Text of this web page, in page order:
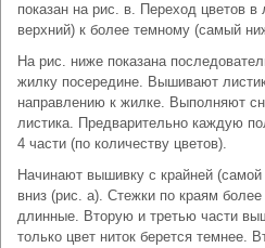
показан на рис. в. Переход цветов
верхний) к более темному (самый
На рис. ниже показана
жилку посередине. Вышивают
направлению к жилке. Выполняют
листика. Предварительно каждую
4 части (по количеству цветов).
Начинают вышивку с крайней
вниз (рис. а). Стежки по краям
длинные. Вторую и третью части
только цвет ниток берется темнее.